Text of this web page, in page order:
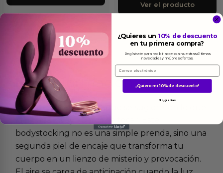
Ver el producto
Másinformacion
Hay un arte sutil en lo que se sugiere, en lo que
la mirada intuye antes de tocar. Este
bodystocking no es una simple prenda, sino una
segunda piel de encaje que transforma tu
cuerpo en un lienzo de misterio y provocación.
¿Quieres un10% de descuento
en tu primera compra?
Regístrate para recibir acceso a nuestras últimas
novedades y mejores ofertas.
Email
¡Quiero mi 10% de descuento!
No, gracias